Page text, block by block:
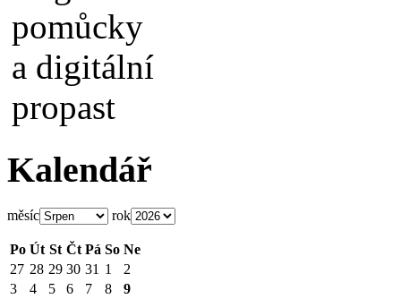
Kalendář
měsíc rok
Po Út St Čt Pá So Ne
27 28 29 30 31 1
2
3
4 5 6 7 8
9